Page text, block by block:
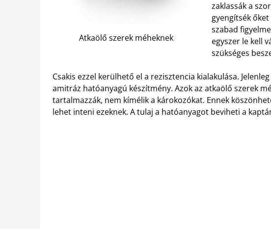
Atkaölő szerek méheknek
zaklassák a
gyengítsék
szabad
egyszer le kell
szükséges
Csakis ezzel kerülhető el a rezisztencia kialakulása.
amitráz hatóanyagú készítmény. Azok az atkaölő szerek
tartalmazzák, nem kímélik a károkozókat. Ennek
lehet inteni ezeknek. A tulaj a hatóanyagot beviheti a